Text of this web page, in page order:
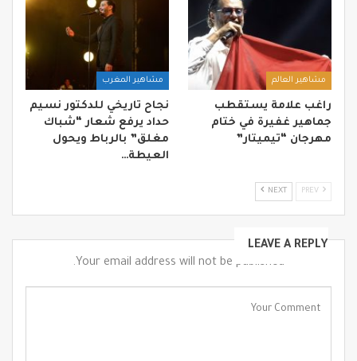
مشاهير العالم
راغب علامة يستقطب
جماهير غفيرة في ختام
مهرجان “تيميتار”
مشاهير المغرب
نجاح تاريخي للدكتور نسيم
حداد يرفع شعار “شباك
مغلق” بالرباط ويحول
العيطة…
NEXT
LEAVE A REPLY
Your email address will not be published.